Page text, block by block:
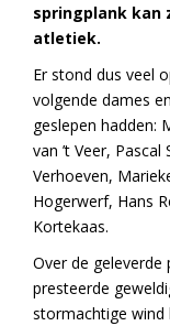
springplank kan
atletiek.
Er stond dus veel
volgende dames
geslepen hadden:
van ’t Veer,
Verhoeven,
Hogerwerf, Hans
Kortekaas.
Over de geleverde
presteerde
stormachtige wind